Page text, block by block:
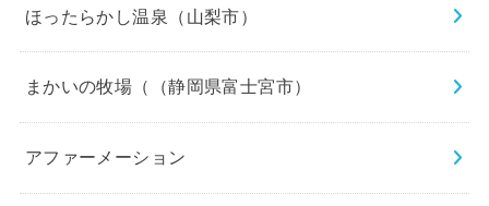
ほったらかし温泉（山梨市）
まかいの牧場（（静岡県富士宮市）
アファーメーション